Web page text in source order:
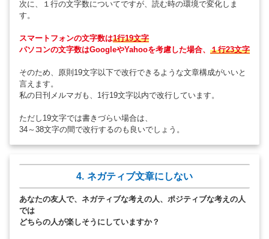
次に、１行の文字数についてですが、読む時の環境で変化しま
す。
スマートフォンの文字数は1行19文字
パソコンの文字数はGoogleやYahooを考慮した場合、 １行23文字
そのため、原則19文字以下で改行できるような文章構成がいいと
言えます。
私の日刊メルマガも、1行19文字以内で改行しています。
ただし19文字では書きづらい場合は、
34～38文字の間で改行するのも良いでしょう。
4. ネガティブ文章にしない
あなたの友人で、ネガティブな考えの人、ポジティブな考えの人
では
どちらの人が楽しそうにしていますか？